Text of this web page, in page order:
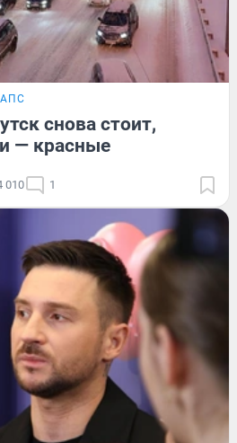
снова стоит,
— красные
010 1